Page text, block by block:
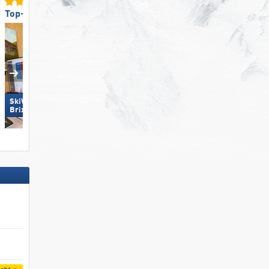
Top-Umweltfreundlichkeit
SkiWelt Wilder Kaiser-
Brixental
Top für Könner/Freerider